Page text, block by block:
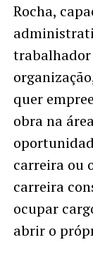
Rocha,
trabalhador
quer
obra na
carreira ou
carreira
ocupar
abrir o